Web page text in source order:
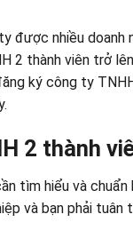
được nhiều doanh
thành viên trở
ký công ty
2 thành
tìm hiểu và
và bạn phải tuân